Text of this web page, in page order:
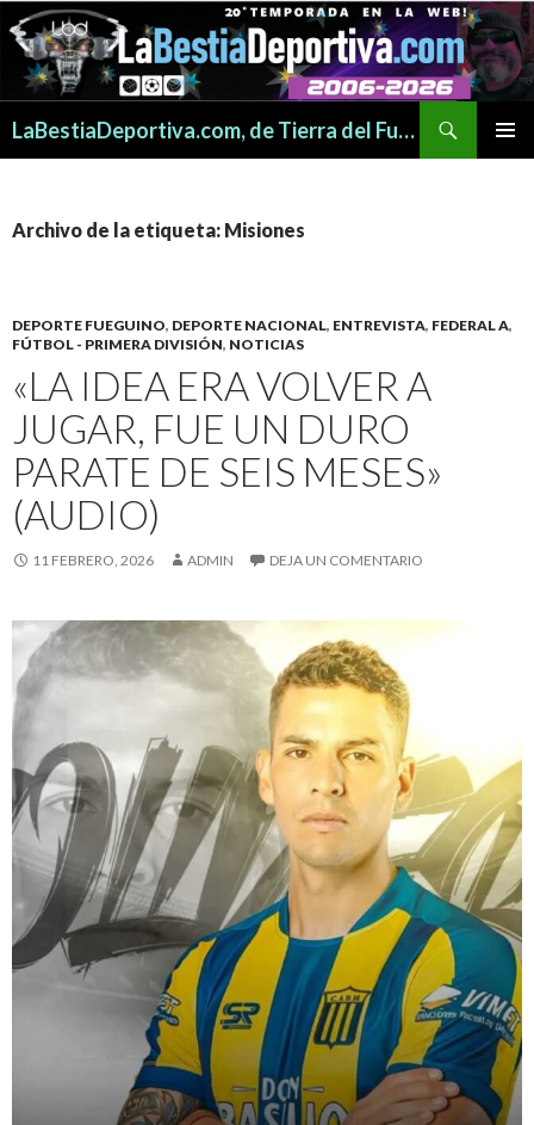
LaBestiaDeportiva.com, de Tierra del Fuego para todo el mundo
Archivo de la etiqueta: Misiones
DEPORTE FUEGUINO, DEPORTE NACIONAL, ENTREVISTA, FEDERAL A,
FÚTBOL - PRIMERA DIVISIÓN, NOTICIAS
«LA IDEA ERA VOLVER A
JUGAR, FUE UN DURO
PARATE DE SEIS MESES»
(AUDIO)
11 FEBRERO, 2026 ADMIN DEJA UN COMENTARIO